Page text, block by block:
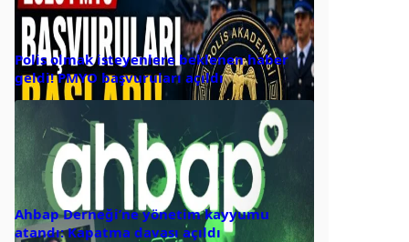
Polis olmak isteyenlere beklenen haber
geldi! PMYO başvuruları açıldı
Ahbap Derneği’ne yönetim kayyumu
atandı: Kapatma davası açıldı